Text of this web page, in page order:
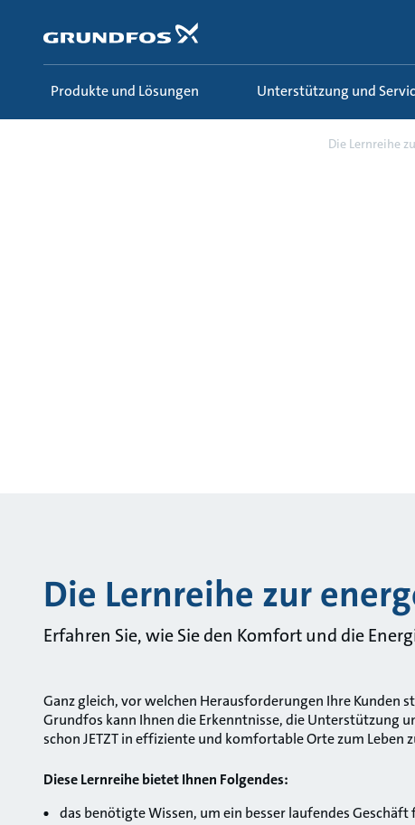
springen
Produkte und Lösungen Unterstützung und
Die Lernreihe
Die Lernreihe zur
Erfahren Sie, wie Sie den Komfort und die
Ganz gleich, vor welchen Herausforderungen Ihre Kunden
Grundfos kann Ihnen die Erkenntnisse, die Unterstützung
schon JETZT in effiziente und komfortable Orte zum Leben
Diese Lernreihe bietet Ihnen Folgendes:
das benötigte Wissen, um ein besser laufendes